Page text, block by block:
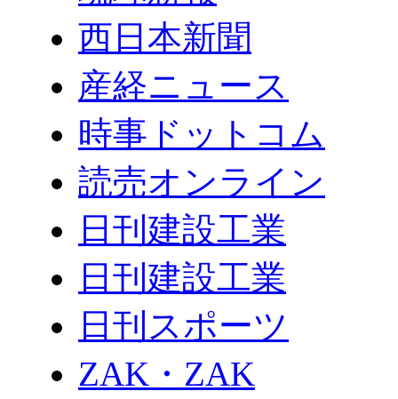
西日本新聞
産経ニュース
時事ドットコム
読売オンライン
日刊建設工業
日刊建設工業
日刊スポーツ
ZAK・ZAK